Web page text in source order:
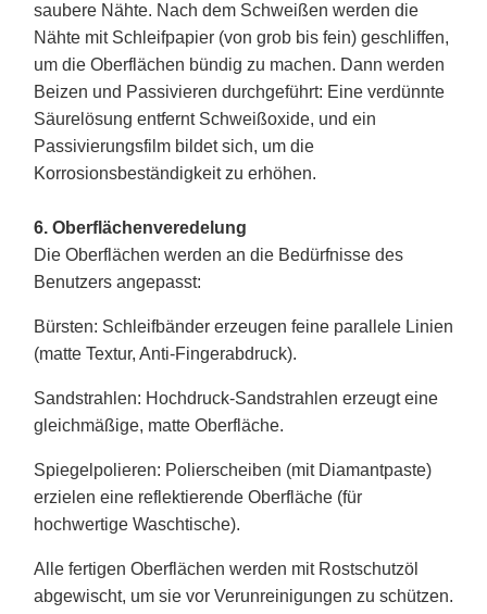
saubere Nähte. Nach dem Schweißen werden die
Nähte mit Schleifpapier (von grob bis fein) geschliffen,
um die Oberflächen bündig zu machen. Dann werden
Beizen und Passivieren durchgeführt: Eine verdünnte
Säurelösung entfernt Schweißoxide, und ein
Passivierungsfilm bildet sich, um die
Korrosionsbeständigkeit zu erhöhen.
6. Oberflächenveredelung
Die Oberflächen werden an die Bedürfnisse des
Benutzers angepasst:
Bürsten: Schleifbänder erzeugen feine parallele Linien
(matte Textur, Anti-Fingerabdruck).
Sandstrahlen: Hochdruck-Sandstrahlen erzeugt eine
gleichmäßige, matte Oberfläche.
Spiegelpolieren: Polierscheiben (mit Diamantpaste)
erzielen eine reflektierende Oberfläche (für
hochwertige Waschtische).
Alle fertigen Oberflächen werden mit Rostschutzöl
abgewischt, um sie vor Verunreinigungen zu schützen.